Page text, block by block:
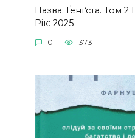
Назва: Ґенґста. Том
Рік: 2025
0 373